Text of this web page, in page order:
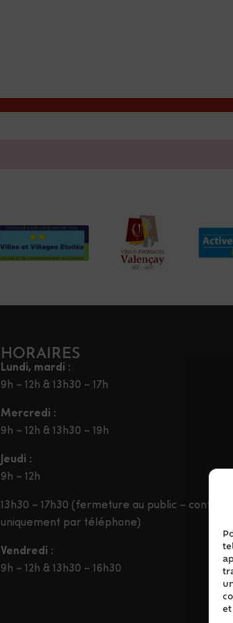
et
HORAIRES
Lundi, mardi :
9h – 12h & 13h30 – 17h
Mercredi :
9h – 12h & 13h30 – 19h
Jeudi :
9h – 12h
13h30 – 17h30 (fermeture au public – contact
uniquement par téléphone)
Vendredi :
9h – 12h & 13h30 – 16h30